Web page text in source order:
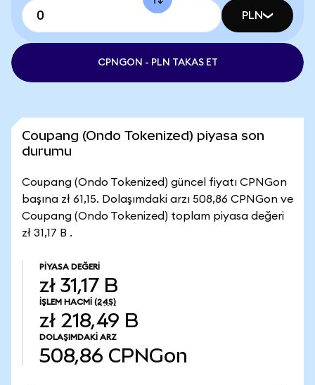
PLN
CPNGON - PLN TAKAS ET
Coupang (Ondo Tokenized) piyasa son
durumu
Coupang (Ondo Tokenized) güncel fiyatı CPNGon
başına zł 61,15. Dolaşımdaki arzı 508,86 CPNGon ve
Coupang (Ondo Tokenized) toplam piyasa değeri
zł 31,17 B .
PIYASA DEĞERI
zł 31,17 B
İŞLEM HACMI (24S)
zł 218,49 B
DOLAŞIMDAKI ARZ
508,86 CPNGon